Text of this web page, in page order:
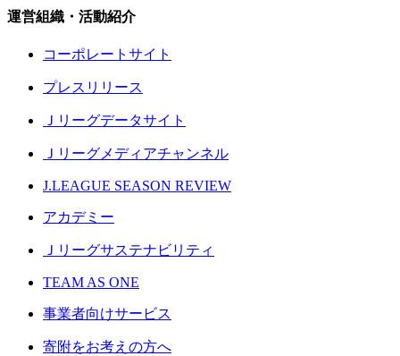
運営組織・活動紹介
コーポレートサイト
プレスリリース
Ｊリーグデータサイト
Ｊリーグメディアチャンネル
J.LEAGUE SEASON REVIEW
アカデミー
Ｊリーグサステナビリティ
TEAM AS ONE
事業者向けサービス
寄附をお考えの方へ